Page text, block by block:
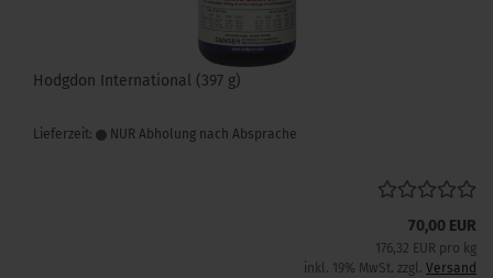
Hodgdon International (397 g)
Lieferzeit: NUR Abholung nach Absprache
70,00 EUR
176,32 EUR pro kg
inkl. 19% MwSt. zzgl. Versand